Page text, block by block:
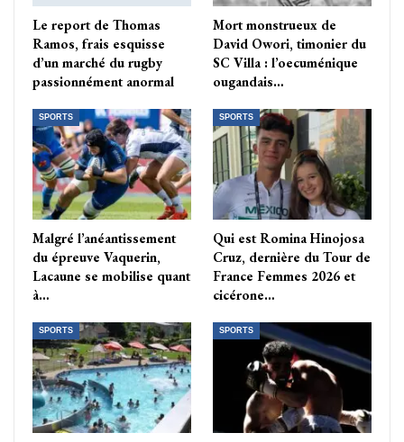
Le report de Thomas
Ramos, frais esquisse
d’un marché du rugby
passionnément anormal
Mort monstrueux de
David Owori, timonier du
SC Villa : l’oecuménique
ougandais…
SPORTS
Malgré l’anéantissement
du épreuve Vaquerin,
Lacaune se mobilise quant
à…
SPORTS
Qui est Romina Hinojosa
Cruz, dernière du Tour de
France Femmes 2026 et
cicérone…
SPORTS SPORTS